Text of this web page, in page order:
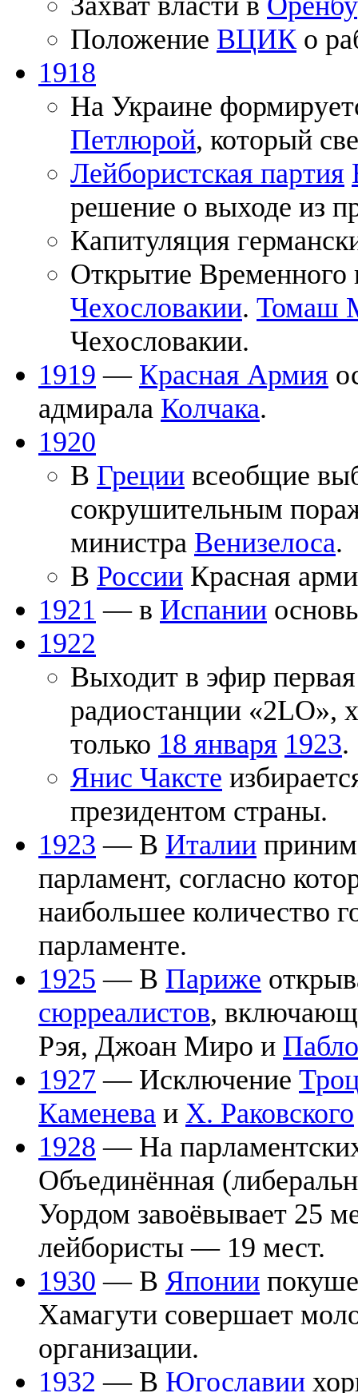
Положение ВЦИКо
1918
На Украине
Петлюрой, который
Лейбористская партия
решение о выходе из
Капитуляция
Открытие Временного
Чехословакии. Томаш
Чехословакии.
1919 — Красная Армия
адмирала Колчака.
1920
В Греции всеобщие
сокрушительным
министра Венизелоса.
В России Красная
1921 — в Испании
1922
Выходит в эфир
радиостанции «2LO»,
только 18 января 1923.
Янис Чаксте
президентом страны.
1923 — В Италии
парламент, согласно
наибольшее количество
парламенте.
1925 — В Париже
сюрреалистов,
Рэя, Джоан Миро и
1927 — Исключение
Каменева и Х. Раковского
1928 — На
Объединённая
Уордом завоёвывает 25
лейбористы — 19 мест.
1930 — В Японии
Хамагути совершает
организации.
1932 — В Югославии